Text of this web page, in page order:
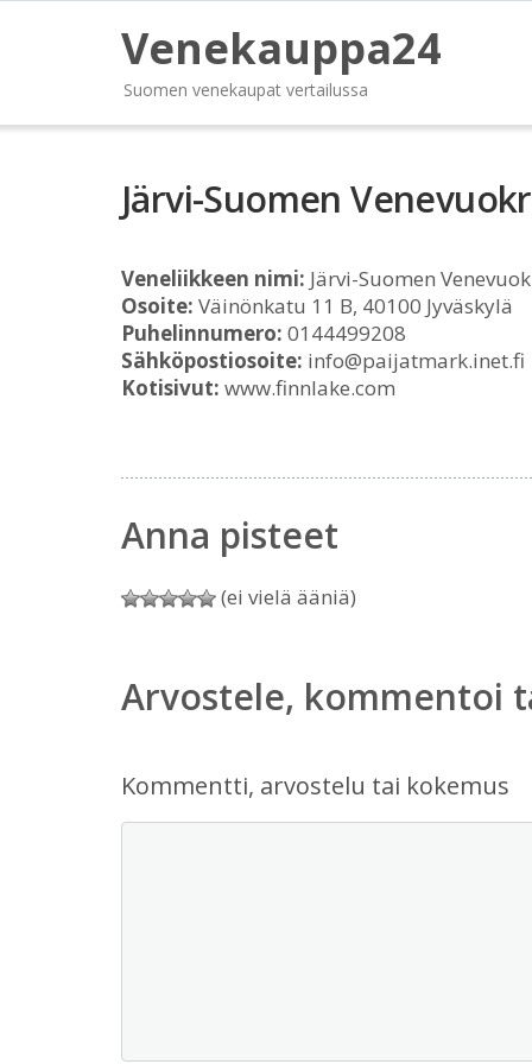
Venekauppa24
Suomen venekaupat vertailussa
Järvi-Suomen
Veneliikkeen nimi: Järvi-Suomen
Osoite: Väinönkatu 11 B, 40100 Jyväskylä
Puhelinnumero: 0144499208
Sähköpostiosoite: info@paijatmark.inet.fi
Kotisivut: www.finnlake.com
Anna pisteet
(ei vielä ääniä)
Arvostele, kommentoi
Kommentti, arvostelu tai kokemus